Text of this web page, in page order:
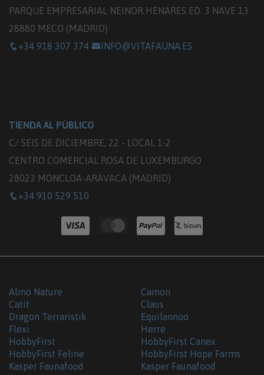
PARQUE EMPRESARIAL NEINOR HENARES ED. 3 NAVE 13
28880 MECO (MADRID)
+34 918 307 374
INFO@VITAFAUNA.ES
TIENDA AL PÚBLICO
C/ SEIS DE DICIEMBRE, 22 - LOCAL 1-2
CENTRO COMERCIAL ROSA DE LUXEMBURGO
28023 MONCLOA-ARAVACA (MADRID)
+34 910 529 510
Almo Nature
Camon
Catit
Claus
Dragon Terraristik
Equilannoo
Flexi
Herre
HobbyFirst
HobbyFirst Canex
HobbyFirst Feline
HobbyFirst Hope Farms
Kasper Faunafood
Kasper Faunafood